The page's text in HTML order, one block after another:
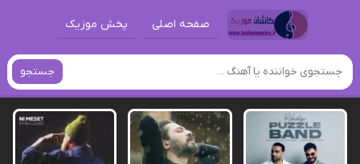
صفحه اصلی پخش موزیک
جستجو